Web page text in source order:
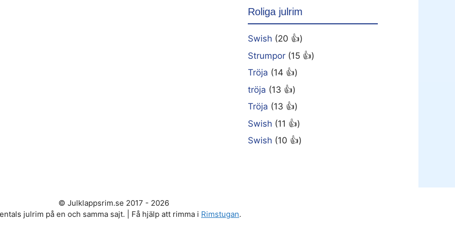
Roliga julrim
Swish (20 👍)
Strumpor (15 👍)
Tröja (14 👍)
tröja (13 👍)
Tröja (13 👍)
Swish (11 👍)
Swish (10 👍)
© Julklappsrim.se 2017 - 2026
julrim på en och samma sajt. | Få hjälp att rimma i Rimstugan.